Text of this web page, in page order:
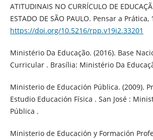
ATITUDINAIS NO CURRÍCULO DE
ESTADO DE SÃO PAULO. Pensar a Prática,
https://doi.org/10.5216/rpp.v19i2.33201
Ministério Da Educação. (2016). Base
Curricular . Brasília: Ministério Da
Ministerio de Educación Pública. (2009).
Estudio Educación Física . San José :
Pública .
Ministerio de Educación y Formación